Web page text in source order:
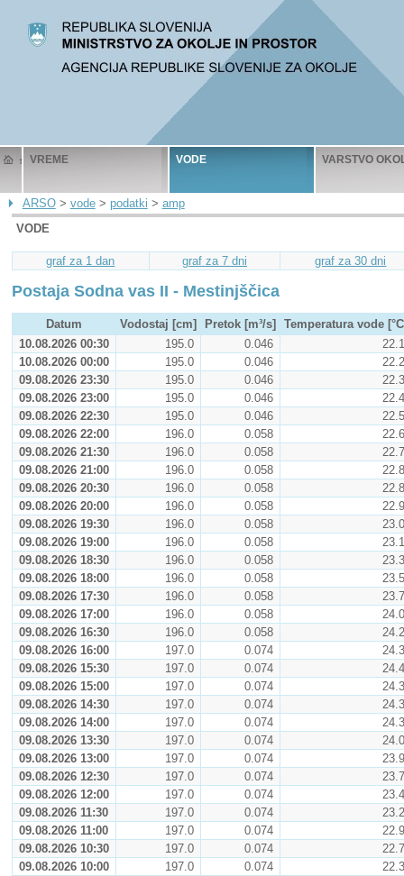
VREME VODE VARSTVO
ARSO> vode> podatki > amp
VODE
graf za 1 dan graf za 7 dni graf za 30 dni
Postaja Sodna vas II - Mestinjščica
Datum Vodostaj [cm] Pretok [m³/s]
Temperatura vode
10.08.2026 00:30
195.0 0.046
22.1
10.08.2026 00:00
195.0 0.046
22.2
09.08.2026 23:30
195.0 0.046
22.3
09.08.2026 23:00
195.0 0.046
22.4
09.08.2026 22:30
195.0 0.046
22.5
09.08.2026 22:00
196.0 0.058
22.6
09.08.2026 21:30
196.0 0.058
22.7
09.08.2026 21:00
196.0 0.058
22.8
09.08.2026 20:30
196.0 0.058
22.8
09.08.2026 20:00
196.0 0.058
22.9
09.08.2026 19:30
196.0 0.058
23.0
09.08.2026 19:00
196.0 0.058
23.1
09.08.2026 18:30
196.0 0.058
23.3
09.08.2026 18:00
196.0 0.058
23.5
09.08.2026 17:30
196.0 0.058
23.7
09.08.2026 17:00
196.0 0.058
24.0
09.08.2026 16:30
196.0 0.058
24.2
09.08.2026 16:00
197.0 0.074
24.3
09.08.2026 15:30
197.0 0.074
24.4
09.08.2026 15:00
197.0 0.074
24.3
09.08.2026 14:30
197.0 0.074
24.3
09.08.2026 14:00
197.0 0.074
24.3
09.08.2026 13:30
197.0 0.074
24.0
09.08.2026 13:00
197.0 0.074
23.9
09.08.2026 12:30
197.0 0.074
23.7
09.08.2026 12:00
197.0 0.074
23.4
09.08.2026 11:30
197.0 0.074
23.2
09.08.2026 11:00
197.0 0.074
22.9
09.08.2026 10:30
197.0 0.074
22.7
09.08.2026 10:00
197.0 0.074
22.3